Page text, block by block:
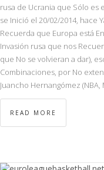
rusa de Ucrania que Sólo es
se Inició el 20/02/2014, hace
Recuerda que Europa está
Invasión rusa que nos
que No se volvieran a dar),
Combinaciones, por No
Juancho Hernangómez
READ MORE